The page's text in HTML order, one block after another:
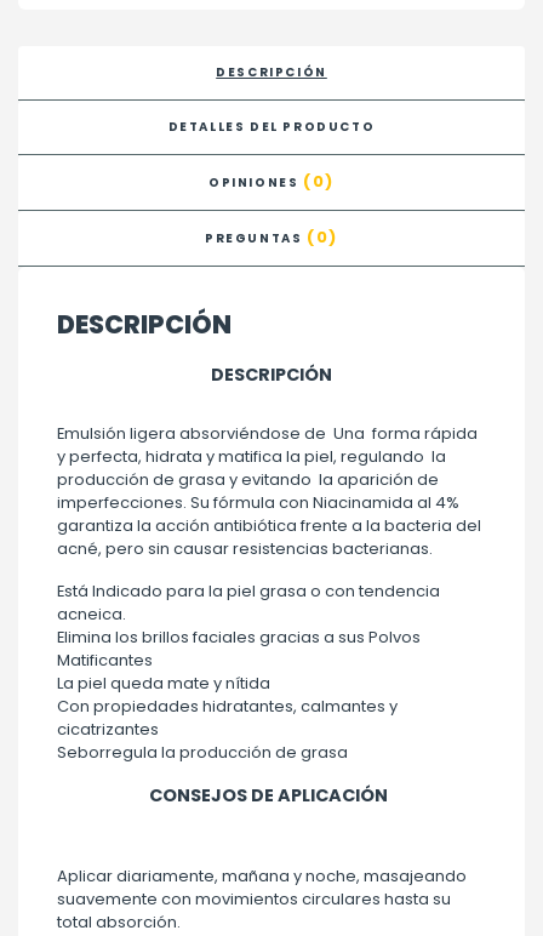
DESCRIPCIÓN
DETALLES DEL PRODUCTO
OPINIONES (0)
PREGUNTAS (0)
DESCRIPCIÓN
DESCRIPCIÓN
Emulsión ligera absorviéndose de Una forma rápida
y perfecta, hidrata y matifica la piel, regulando la
producción de grasa y evitando la aparición de
imperfecciones. Su fórmula con Niacinamida al 4%
garantiza la acción antibiótica frente a la bacteria del
acné, pero sin causar resistencias bacterianas.
Está Indicado para la piel grasa o con tendencia
acneica.
Elimina los brillos faciales gracias a sus Polvos
Matificantes
La piel queda mate y nítida
Con propiedades hidratantes, calmantes y
cicatrizantes
Seborregula la producción de grasa
CONSEJOS DE APLICACIÓN
Aplicar diariamente, mañana y noche, masajeando
suavemente con movimientos circulares hasta su
total absorción.